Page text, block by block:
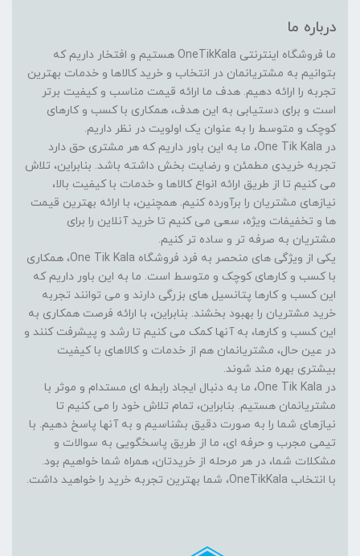
درباره ما
ما فروشگاه اینترنتی OneTikKala هستیم و افتخار داریم که
بتوانیم به مشتریانمان در انتخاب و خرید کالاها و خدمات بهترین
تجربه را ارائه دهیم. هدف ما ارائه قیمت مناسب و کیفیت برتر
است و برای دستیابی به این هدف، همکاری با کسب و کارهای
کوچک و متوسط را به عنوان یک اولویت در نظر داریم.
در One Tik Kala، ما به این باور داریم که هر مشتری حق دارد
تجربه خریدی مطمئن و رضایت بخش داشته باشد. بنابراین، تلاش
می کنیم تا از طریق ارائه انواع کالاها و خدمات با کیفیت بالا،
نیازهای مشتریان را برآورده کنیم. همچنین، با ارائه بهترین قیمت
ها و تخفیفات ویژه، سعی می کنیم تا خرید آنلاین را برای
مشتریان به صرفه تر و ساده تر کنیم.
یکی از ویژگی های منحصر به فرد فروشگاه One Tik Kala، همکاری
با کسب و کارهای کوچک و متوسط است. ما به این باور داریم که
این کسب و کارها پتانسیل های بزرگی دارند و می توانند تجربه
خرید مشتریان را بهبود بخشند. بنابراین، با ارائه فرصت همکاری به
این کسب و کارها، به آنها کمک می کنیم تا رشد و پیشرفت کنند و
در عین حال، مشتریانمان هم از خدمات و کالاهای با کیفیت
بیشتری بهره مند شوند.
در One Tik Kala، ما به دنبال ایجاد رابطه ای مستدام و موثر با
مشتریانمان هستیم. بنابراین، تمام تلاش خود را می کنیم تا
نیازهای شما را به صورت دقیق بشناسیم و به آنها پاسخ دهیم. با
تیمی مجرب و حرفه ای، ما از طریق پاسخگویی به سوالات و
مشکلات شما، در هر مرحله از خریدتان، همراه شما خواهیم بود.
با انتخاب OneTikKala، شما بهترین تجربه خرید را خواهید داشت.